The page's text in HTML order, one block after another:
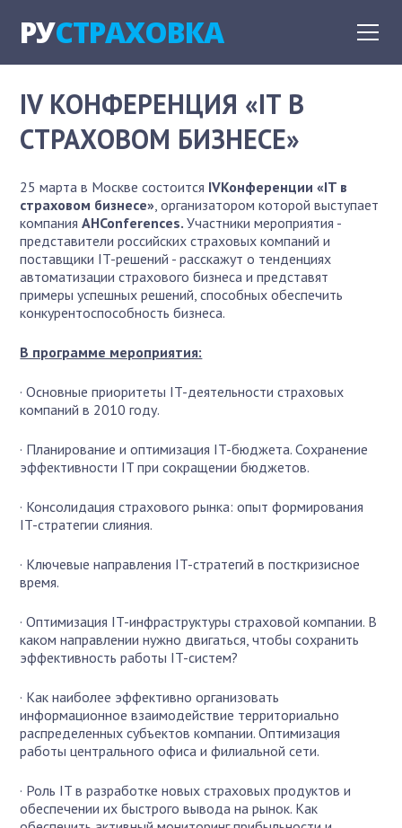
РУСТРАХОВКА
IV КОНФЕРЕНЦИЯ «IT В
СТРАХОВОМ БИЗНЕСЕ»
25 марта в Москве состоится IVКонференции «IT в
страховом бизнесе», организатором которой выступает
компанияAHConferences.Участники мероприятия -
представители российских страховых компаний и
поставщики IT-решений - расскажут о тенденциях
автоматизации страхового бизнеса и представят
примеры успешных решений, способных обеспечить
конкурентоспособность бизнеса.
В программе мероприятия:
· Основные приоритеты IT-деятельности страховых
компаний в 2010 году.
· Планирование и оптимизация IT-бюджета. Сохранение
эффективности IT при сокращении бюджетов.
· Консолидация страхового рынка: опыт формирования
IT-стратегии слияния.
· Ключевые направления IT-стратегий в посткризисное
время.
· Оптимизация IT-инфраструктуры страховой компании. В
каком направлении нужно двигаться, чтобы сохранить
эффективность работы IT-систем?
· Как наиболее эффективно организовать
информационное взаимодействие территориально
распределенных субъектов компании. Оптимизация
работы центрального офиса и филиальной сети.
· Роль IT в разработке новых страховых продуктов и
обеспечении их быстрого вывода на рынок. Как